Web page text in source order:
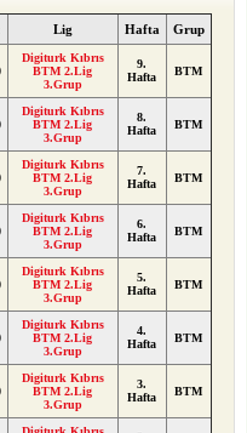
Lig Hafta Grup
Digiturk Kıbrıs
BTM 2.Lig
3.Grup
9.
Hafta
BTM
Digiturk Kıbrıs
BTM 2.Lig
3.Grup
8.
Hafta
BTM
Digiturk Kıbrıs
BTM 2.Lig
3.Grup
7.
Hafta
BTM
Digiturk Kıbrıs
BTM 2.Lig
3.Grup
6.
Hafta
BTM
Digiturk Kıbrıs
BTM 2.Lig
3.Grup
5.
Hafta
BTM
Digiturk Kıbrıs
BTM 2.Lig
3.Grup
4.
Hafta
BTM
Digiturk Kıbrıs
BTM 2.Lig
3.Grup
3.
Hafta
BTM